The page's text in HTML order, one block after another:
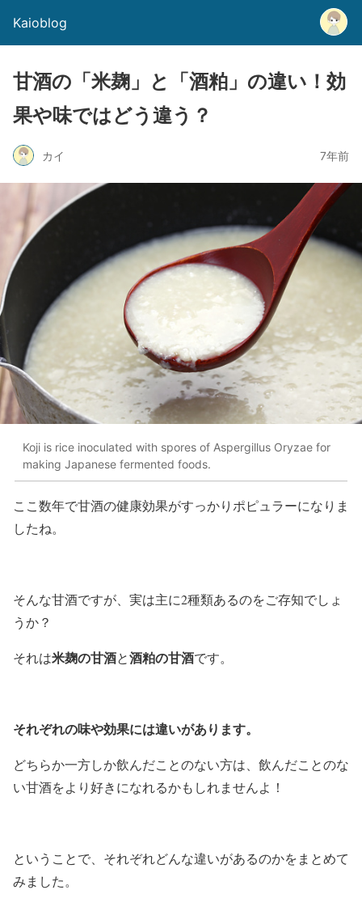
Kaioblog
甘酒の「米麹」と「酒粕」の違い！効
果や味ではどう違う？
カイ 7年前
Koji is rice inoculated with spores of Aspergillus Oryzae for
making Japanese fermented foods.
ここ数年で甘酒の健康効果がすっかりポピュラーになりま
したね。
そんな甘酒ですが、実は主に2種類あるのをご存知でしょ
うか？
それは米麹の甘酒と酒粕の甘酒です。
それぞれの味や効果には違いがあります。
どちらか一方しか飲んだことのない方は、飲んだことのな
い甘酒をより好きになれるかもしれませんよ！
ということで、それぞれどんな違いがあるのかをまとめて
みました。